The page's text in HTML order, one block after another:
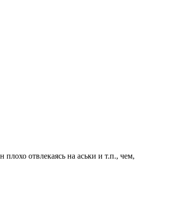
плохо отвлекаясь на аськи и т.п., чем,